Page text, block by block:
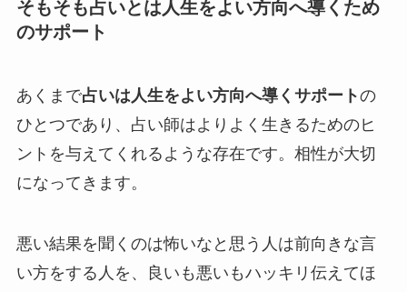
そもそも占いとは人生をよい方向へ導くため
のサポート
あくまで占いは人生をよい方向へ導くサポートの
ひとつであり、占い師はよりよく生きるためのヒ
ントを与えてくれるような存在です。相性が大切
になってきます。
悪い結果を聞くのは怖いなと思う人は前向きな言
い方をする人を、良いも悪いもハッキリ伝えてほ